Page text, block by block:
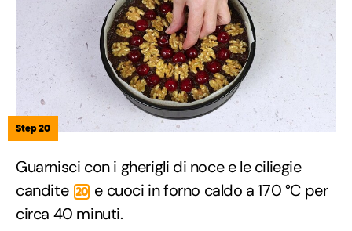
Step 20
Guarnisci con i gherigli di noce e le ciliegie
candite 20 e cuoci in forno caldo a 170 °C per
circa 40 minuti.